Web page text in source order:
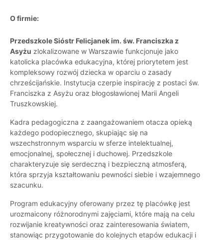
O firmie:
Przedszkole Sióstr Felicjanek im. św. Franciszka z
Asyżu zlokalizowane w Warszawie funkcjonuje jako
katolicka placówka edukacyjna, której priorytetem jest
kompleksowy rozwój dziecka w oparciu o zasady
chrześcijańskie. Instytucja czerpie inspirację z postaci św.
Franciszka z Asyżu oraz błogosławionej Marii Angeli
Truszkowskiej.
Kadra pedagogiczna z zaangażowaniem otacza opieką
każdego podopiecznego, skupiając się na
wszechstronnym wsparciu w sferze intelektualnej,
emocjonalnej, społecznej i duchowej. Przedszkole
charakteryzuje się serdeczną i bezpieczną atmosferą,
która sprzyja kształtowaniu pewności siebie i wzajemnego
szacunku.
Program edukacyjny oferowany przez tę placówkę jest
urozmaicony różnorodnymi zajęciami, które mają na celu
rozwijanie kreatywności oraz zainteresowania światem,
stanowiąc przygotowanie do kolejnych etapów edukacji i